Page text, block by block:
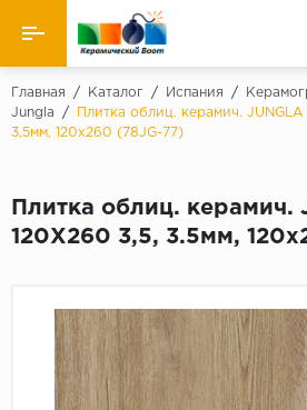
Назад
Производители
Керамогранит
Искусственный камень
Клинкер
Главная / Каталог / Испания /
Jungla
/
Плитка облиц. керамич. JUNGLA
3.5мм, 120x260 (78JG-77)
Плитка облиц. керамич.
120X260 3,5, 3.5мм,